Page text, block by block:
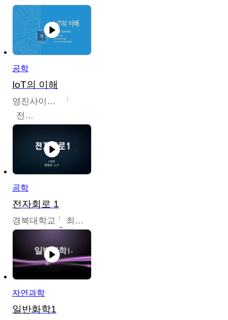
공학
IoT의 이해
영진사이버대학교
전병현
공학
전자회로 1
경북대학교 최병조
자연과학
일반화학1